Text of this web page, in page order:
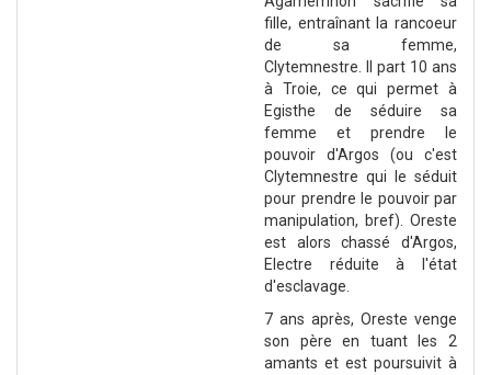
fille, entraînant la rancoeur
de sa femme,
Clytemnestre. Il part 10 ans
à Troie, ce qui permet à
Egisthe de séduire sa
femme et prendre le
pouvoir d'Argos (ou c'est
Clytemnestre qui le séduit
pour prendre le pouvoir par
manipulation, bref). Oreste
est alors chassé d'Argos,
Electre réduite à l'état
d'esclavage.
7 ans après, Oreste venge
son père en tuant les 2
amants et est poursuivit à